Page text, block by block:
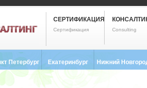
СЕРТИФИКАЦИЯ
Сертификация Consulting
Петербург
748-2493
Екатеринбург
8 (343) 237-2593
Нижний